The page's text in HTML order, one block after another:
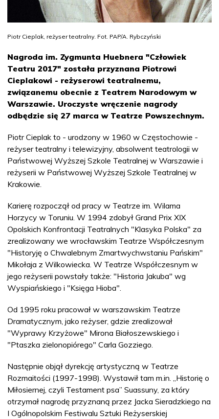
Piotr Cieplak, reżyser teatralny. Fot. PAP/A. Rybczyński
Nagroda im. Zygmunta Huebnera "Człowiek
Teatru 2017" została przyznana Piotrowi
Cieplakowi - reżyserowi teatralnemu,
związanemu obecnie z Teatrem Narodowym w
Warszawie. Uroczyste wręczenie nagrody
odbędzie się 27 marca w Teatrze Powszechnym.
Piotr Cieplak to - urodzony w 1960 w Częstochowie -
reżyser teatralny i telewizyjny, absolwent teatrologii w
Państwowej Wyższej Szkole Teatralnej w Warszawie i
reżyserii w Państwowej Wyższej Szkole Teatralnej w
Krakowie.
Karierę rozpoczął od pracy w Teatrze im. Wilama
Horzycy w Toruniu. W 1994 zdobył Grand Prix XIX
Opolskich Konfrontacji Teatralnych "Klasyka Polska" za
zrealizowany we wrocławskim Teatrze Współczesnym
"Historyję o Chwalebnym Zmartwychwstaniu Pańskim"
Mikołaja z Wilkowiecka. W Teatrze Współczesnym w
jego reżyserii powstały także: "Historia Jakuba" wg
Wyspiańskiego i "Księga Hioba".
Od 1995 roku pracował w warszawskim Teatrze
Dramatycznym, jako reżyser, gdzie zrealizował
"Wyprawy Krzyżowe" Mirona Białoszewskiego i
"Ptaszka zielonopiórego" Carla Gozziego.
Następnie objął dyrekcję artystyczną w Teatrze
Rozmaitości (1997-1998). Wystawił tam m.in. „Historię o
Miłosiernej, czyli Testament psa” Suassuny, za który
otrzymał nagrodę przyznaną przez Jacka Sieradzkiego na
I Ogólnopolskim Festiwalu Sztuki Reżyserskiej